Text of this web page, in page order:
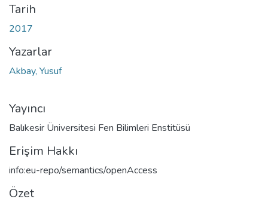
Tarih
2017
Yazarlar
Akbay, Yusuf
Yayıncı
Balıkesir Üniversitesi Fen Bilimleri Enstitüsü
Erişim Hakkı
info:eu-repo/semantics/openAccess
Özet